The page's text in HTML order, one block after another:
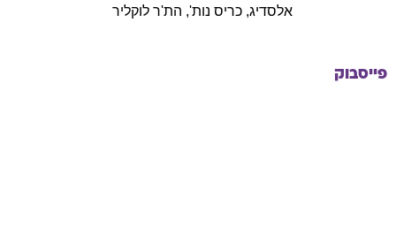
אלסדיג, כריס נות', הת'ר לוקליר
פייסבוק